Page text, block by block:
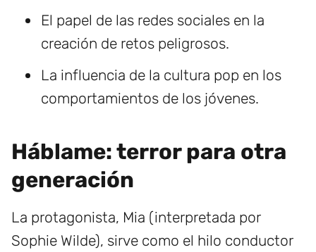
El papel de las redes sociales en la
creación de retos peligrosos.
La influencia de la cultura pop en los
comportamientos de los jóvenes.
Háblame: terror para otra
generación
La protagonista, Mia (interpretada por
Sophie Wilde), sirve como el hilo conductor